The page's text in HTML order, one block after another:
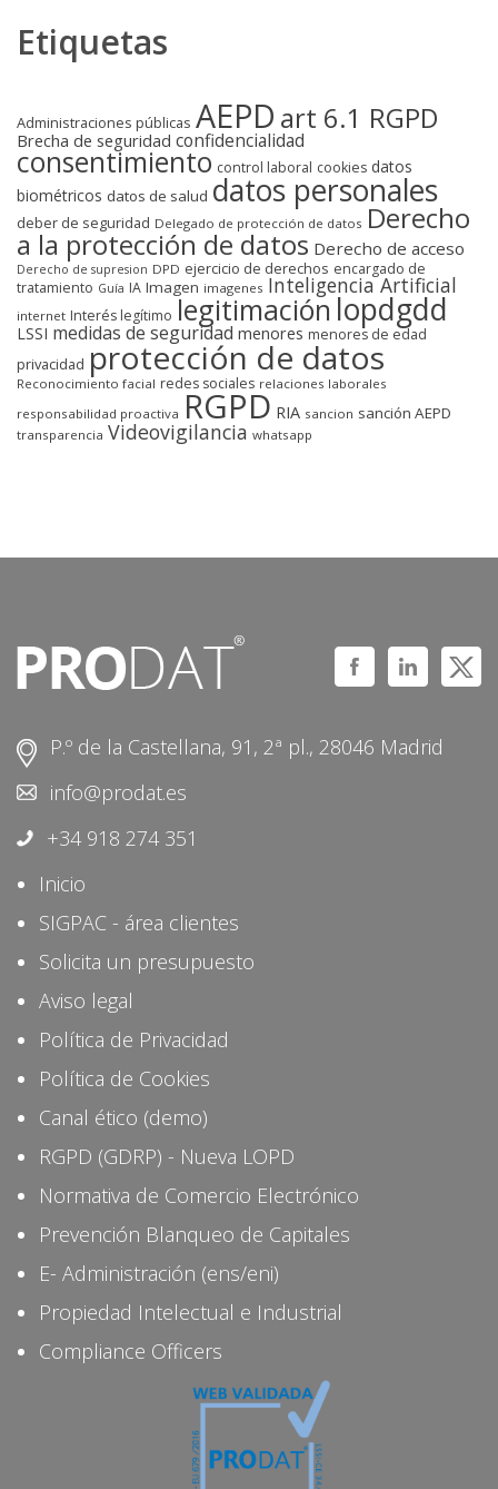
Etiquetas
Administraciones públicas AEPD art 6.1 RGPD
Brecha de seguridad confidencialidad
consentimiento control laboral cookies datos
biométricos datos de salud datos personales
deber de seguridad Delegado de protección de datos Derecho
a la protección de datos Derecho de acceso
Derecho de supresion DPD ejercicio de derechos encargado de
tratamiento Guía IA Imagen imagenes Inteligencia Artificial
internet Interés legítimo legitimación lopdgdd
LSSI medidas de seguridad menores menores de edad
privacidad protección de datos
Reconocimiento facial redes sociales relaciones laborales
responsabilidad proactiva RGPD RIA sancion sanción AEPD
transparencia Videovigilancia whatsapp
P.º de la Castellana, 91, 2ª pl., 28046 Madrid
info@prodat.es
+34 918 274 351
Inicio
SIGPAC - área clientes
Solicita un presupuesto
Aviso legal
Política de Privacidad
Política de Cookies
Canal ético (demo)
RGPD (GDRP) - Nueva LOPD
Normativa de Comercio Electrónico
Prevención Blanqueo de Capitales
E- Administración (ens/eni)
Propiedad Intelectual e Industrial
Compliance Officers